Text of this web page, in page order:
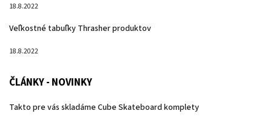
18.8.2022
Veľkostné tabuľky Thrasher produktov
18.8.2022
ČLÁNKY - NOVINKY
Takto pre vás skladáme Cube Skateboard komplety